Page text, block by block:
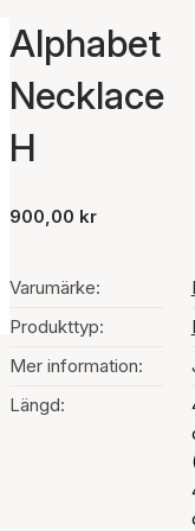
Alphabet
Necklace
H
900,00 kr
Varumärke:
Produkttyp:
Mer information:
Längd: